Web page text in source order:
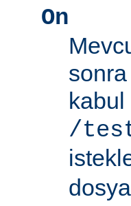
On
kabul
/